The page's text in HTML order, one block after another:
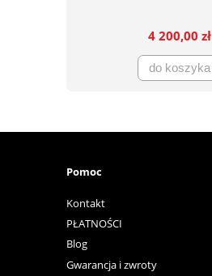
4 200,00 zł
do koszyka
Pomoc
Kontakt
PŁATNOŚCI
Blog
Gwarancja i zwroty